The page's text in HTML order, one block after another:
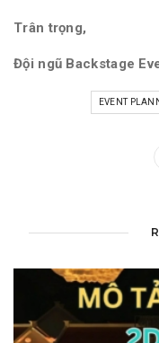
Trân trọng,
Đội ngũ Backstage
EVENT